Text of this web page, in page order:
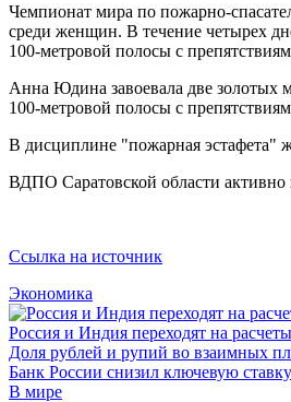
Чемпионат мира по пожарно-
среди женщин. В течение четырех
100-метровой полосы с
Анна Юдина завоевала две золотых
100-метровой полосы с
В дисциплине "пожарная эстафета"
ВДПО Саратовской области активно
Ссылка на источник
Экономика
Россия и Индия переходят на
Доля рублей и рупий во взаимных
Банк России снизил ключевую
В мире